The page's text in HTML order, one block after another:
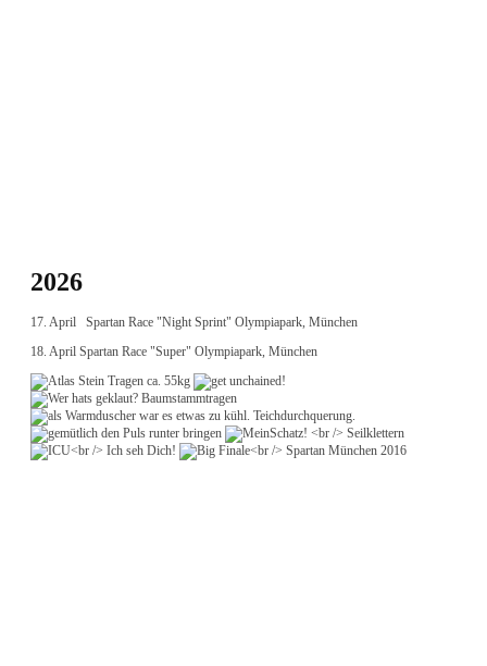
2026
17. April Spartan Race "Night Sprint" Olympiapark, München
18. April Spartan Race "Super" Olympiapark, München